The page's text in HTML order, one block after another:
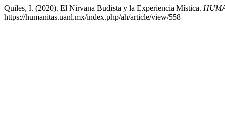
Quiles, I. (2020). El Nirvana Budista y la Experiencia Mística.
https://humanitas.uanl.mx/index.php/ah/article/view/558